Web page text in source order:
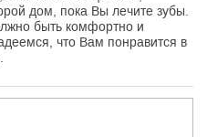
дом, пока Вы лечите зубы.
быть комфортно и
что Вам понравится в